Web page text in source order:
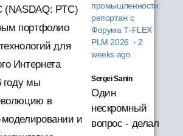
(NASDAQ: PTC)
портфолио
для
Интернета
году мы
в
и
промышленности:
репортаж с
Форума T‑FLEX
PLM 2026 · 2
weeks ago
Sergei Sanin
Один
нескромный
вопрос - делал